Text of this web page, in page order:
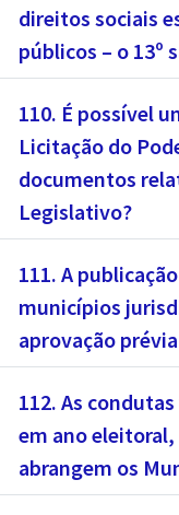
direitos sociais estendidos aos servidores
públicos – o 13º
110. É possível
Licitação do
documentos
Legislativo?
111. A publicação de edital de licitação pelos
municípios jurisdicionados necessita de
aprovação
112. As
em ano
abrangem os